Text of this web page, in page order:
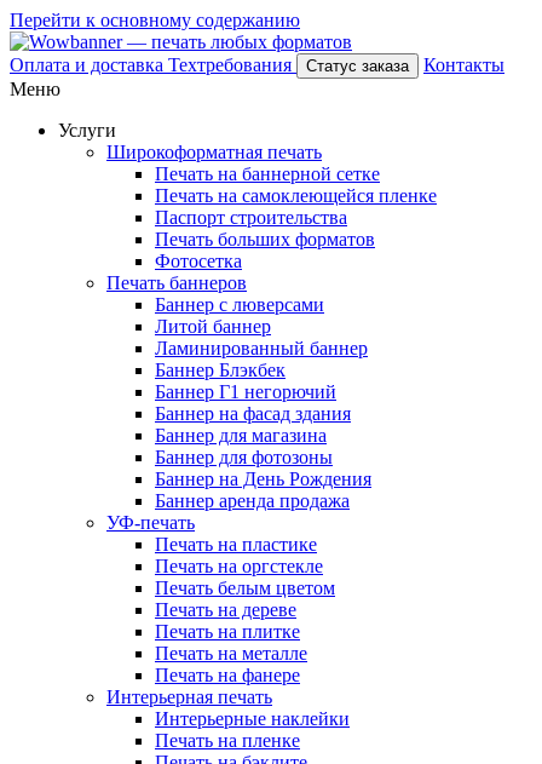
Перейти к основному содержанию
Оплата и доставка Техтребования Статус заказа
Контакты
Меню
Услуги
Широкоформатная печать
Печать на баннерной сетке
Печать на самоклеющейся пленке
Паспорт строительства
Печать больших форматов
Фотосетка
Печать баннеров
Баннер с люверсами
Литой баннер
Ламинированный баннер
Баннер Блэкбек
Баннер Г1 негорючий
Баннер на фасад здания
Баннер для магазина
Баннер для фотозоны
Баннер на День Рождения
Баннер аренда продажа
УФ-печать
Печать на пластике
Печать на оргстекле
Печать белым цветом
Печать на дереве
Печать на плитке
Печать на металле
Печать на фанере
Интерьерная печать
Интерьерные наклейки
Печать на пленке